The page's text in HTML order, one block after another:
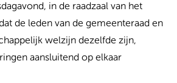
in de raadzaal van het
de leden van de gemeenteraad en
welzijn dezelfde zijn,
aansluitend op elkaar